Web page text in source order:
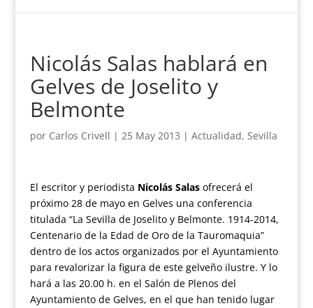
Nicolás Salas hablará en
Gelves de Joselito y
Belmonte
por Carlos Crivell | 25 May 2013 | Actualidad, Sevilla
El escritor y periodista Nicolás Salas ofrecerá el
próximo 28 de mayo en Gelves una conferencia
titulada “La Sevilla de Joselito y Belmonte. 1914-2014,
Centenario de la Edad de Oro de la Tauromaquia”
dentro de los actos organizados por el Ayuntamiento
para revalorizar la figura de este gelveño ilustre. Y lo
hará a las 20.00 h. en el Salón de Plenos del
Ayuntamiento de Gelves, en el que han tenido lugar